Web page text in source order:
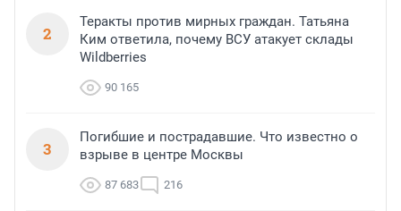
2
Теракты против мирных граждан. Татьяна
Ким ответила, почему ВСУ атакует склады
Wildberries
90 165
3
Погибшие и пострадавшие. Что известно о
взрыве в центре Москвы
87 683 216